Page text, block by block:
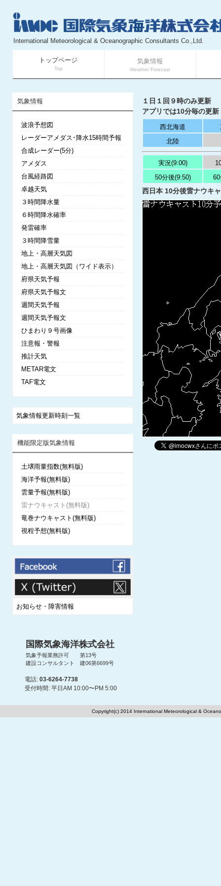
International Meteorological & Oceanographic Consultants Co.,Ltd.
トップページ
Top
気象情報
Weather Forecast
１日１回９時のみ更新
アプリでは10分毎の更新
西北海道
北陸
実況(9:00)
50分後(9:50)
西日本 10分後雷ナウキ
気象情報
波浪予想図
レーダーアメダス･降水15時間予報
合成レーダー(5分)
アメダス
台風経路図
卓越天気
３時間降水量
６時間降水確率
発雷確率
３時間降雪量
地上・高層天気図
地上・高層天気図（ワイド表示）
府県天気予報
府県天気予報文
週間天気予報
週間天気予報文
ひまわり９号画像
注意報・警報
推計天気
METAR電文
TAF電文
気象情報更新時刻一覧
機能限定版気象情報
土壌雨量指数(無料版)
海洋予報(無料版)
雲量予報(無料版)
雷ナウキャスト(無料版)
竜巻ナウキャスト(無料版)
視程予想(無料版)
お知らせ・障害情報
国際気象海洋株式会社
気象予報業務許可 第13号
建設コンサルタント 建06第6699号
電話: 03-6264-7738
受付時間: 平日AM 10:00〜PM 5:00
Copyright(c) 2014 International Meteorological &